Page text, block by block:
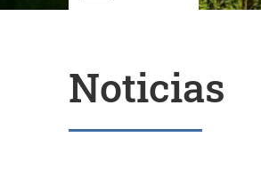
Noticias